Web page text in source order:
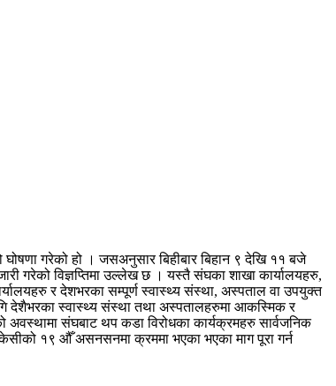
गरेको हो । जसअनुसार बिहीबार बिहान ९ देखि ११ बजे
गरेको विज्ञप्तिमा उल्लेख छ । यस्तै संघका शाखा कार्यालयहरु,
र देशभरका सम्पूर्ण स्वास्थ्य संस्था, अस्पताल वा उपयुक्त
देशैभरका स्वास्थ्य संस्था तथा अस्पतालहरुमा आकस्मिक र
अवस्थामा संघबाट थप कडा विरोधका कार्यक्रमहरु सार्वजनिक
केसीको १९ औँ असनसनमा क्रममा भएका भएका माग पूरा गर्न